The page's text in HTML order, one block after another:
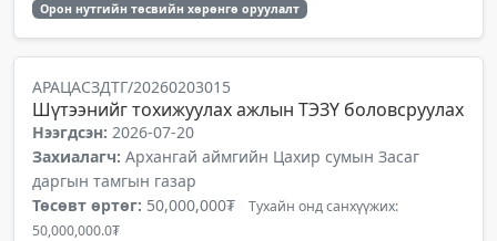
Орон нутгийн төсвийн хөрөнгө оруулалт
АРАЦАСЗДТГ/20260203015
Шүтээнийг тохижуулах ажлын ТЭЗҮ боловсруулах
Нээгдсэн: 2026-07-20
Захиалагч: Архангай аймгийн Цахир сумын Засаг
даргын тамгын газар
Төсөвт өртөг: 50,000,000₮ Тухайн онд санхүүжих:
50,000,000.0₮